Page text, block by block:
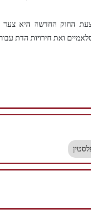
החוק החדשה היא
ואת חירויות הדת